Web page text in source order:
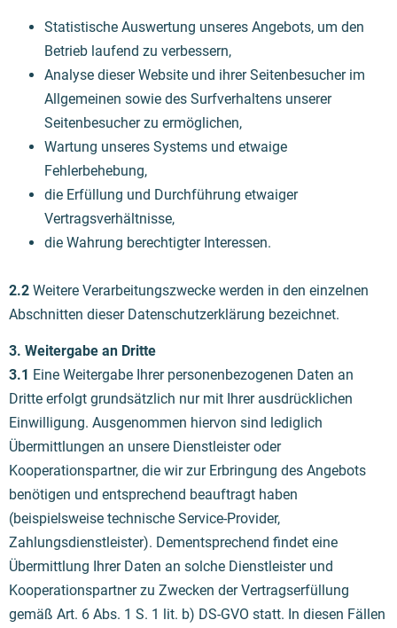
Statistische Auswertung unseres Angebots, um den
Betrieb laufend zu verbessern,
Analyse dieser Website und ihrer Seitenbesucher im
Allgemeinen sowie des Surfverhaltens unserer
Seitenbesucher zu ermöglichen,
Wartung unseres Systems und etwaige
Fehlerbehebung,
die Erfüllung und Durchführung etwaiger
Vertragsverhältnisse,
die Wahrung berechtigter Interessen.
2.2 Weitere Verarbeitungszwecke werden in den einzelnen
Abschnitten dieser Datenschutzerklärung bezeichnet.
3. Weitergabe an Dritte
3.1 Eine Weitergabe Ihrer personenbezogenen Daten an
Dritte erfolgt grundsätzlich nur mit Ihrer ausdrücklichen
Einwilligung. Ausgenommen hiervon sind lediglich
Übermittlungen an unsere Dienstleister oder
Kooperationspartner, die wir zur Erbringung des Angebots
benötigen und entsprechend beauftragt haben
(beispielsweise technische Service-Provider,
Zahlungsdienstleister). Dementsprechend findet eine
Übermittlung Ihrer Daten an solche Dienstleister und
Kooperationspartner zu Zwecken der Vertragserfüllung
gemäß Art. 6 Abs. 1 S. 1 lit. b) DS-GVO statt. In diesen Fällen